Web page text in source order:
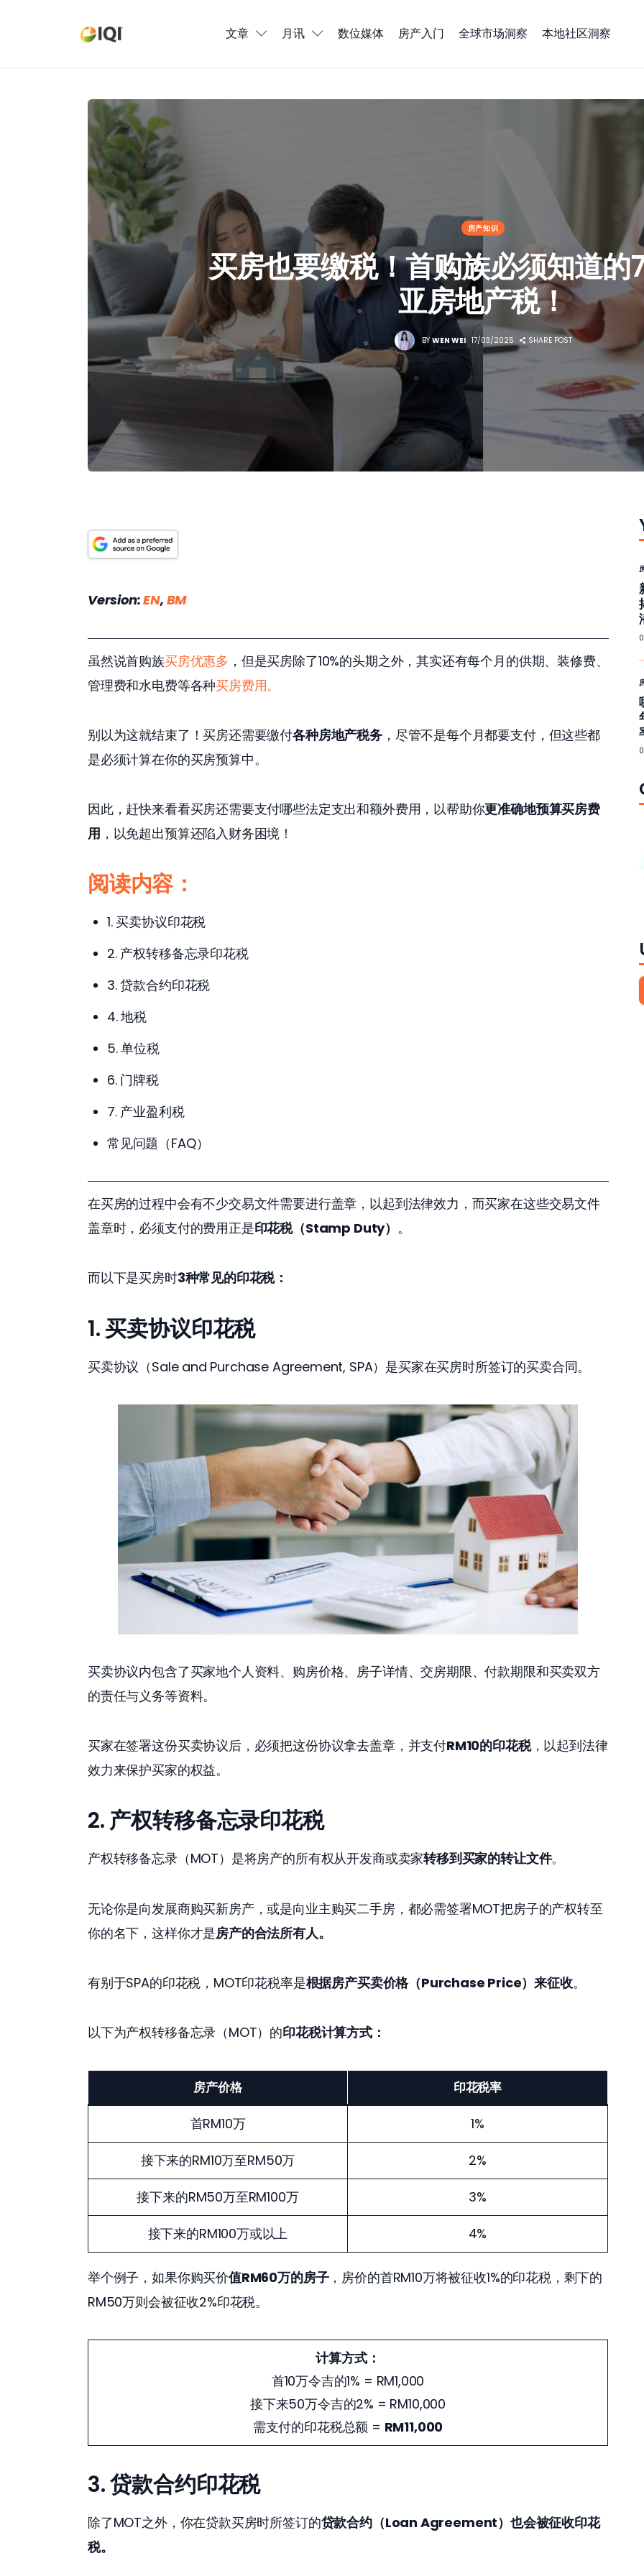
文章 月讯 数位媒体 房产入门 全球市场洞察 本地社区洞察
房产知识
买房也要缴税！首购族必须知道的
亚房地产税！
BY WEN WEI 17/03/2025 SHARE POST
Version: EN, BM
虽然说首购族买房优惠多 ，但是买房除了10%的头期之外，其实还有每个月的供期、装修费、
管理费和水电费等各种买房费用。
别以为这就结束了！买房还需要缴付各种房地产税务，尽管不是每个月都要支付，但这些都
是必须计算在你的买房预算中。
因此，赶快来看看买房还需要支付哪些法定支出和额外费用，以帮助你更准确地预算买房费
用 ，以免超出预算还陷入财务困境！
阅读内容：
1. 买卖协议印花税
2. 产权转移备忘录印花税
3. 贷款合约印花税
4. 地税
5. 单位税
6. 门牌税
7. 产业盈利税
常见问题（FAQ）
在买房的过程中会有不少交易文件需要进行盖章，以起到法律效力，而买家在这些交易文件
盖章时，必须支付的费用正是印花税（Stamp Duty） 。
而以下是买房时3种常见的印花税：
1.买卖协议印花税
买卖协议（Sale and Purchase Agreement, SPA）是买家在买房时所签订的买卖合同。
买卖协议内包含了买家地个人资料、购房价格、房子详情、交房期限、付款期限和买卖双方
的责任与义务等资料。
买家在签署这份买卖协议后，必须把这份协议拿去盖章，并支付RM10的印花税，以起到法律
效力来保护买家的权益。
2.产权转移备忘录印花税
产权转移备忘录（MOT）是将房产的所有权从开发商或卖家转移到买家的转让文件。
无论你是向发展商购买新房产，或是向业主购买二手房，都必需签署MOT把房子的产权转至
你的名下，这样你才是房产的合法所有人。
有别于SPA的印花税，MOT印花税率是根据房产买卖价格（Purchase Price）来征收。
以下为产权转移备忘录（MOT）的印花税计算方式：
房产价格 印花税率
首RM10万 1%
接下来的RM10万至RM50万 2%
接下来的RM50万至RM100万 3%
接下来的RM100万或以上 4%
举个例子，如果你购买价值RM60万的房子，房价的首RM10万将被征收1%的印花税，剩下的
RM50万则会被征收2%印花税。
计算方式：
首10万令吉的1% = RM1,000
接下来50万令吉的2% = RM10,000
需支付的印花税总额 = RM11,000
3.贷款合约印花税
除了MOT之外，你在贷款买房时所签订的贷款合约（Loan Agreement）也会被征收印花
税。